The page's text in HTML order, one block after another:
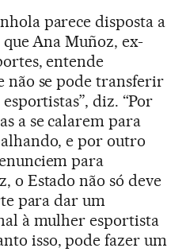
parece disposta a
Ana Muñoz, ex-
entende
não se pode transferir
diz. “Por
a se calarem para
e por outro
para
o Estado não só deve
para dar um
à mulher esportista
isso, pode fazer um